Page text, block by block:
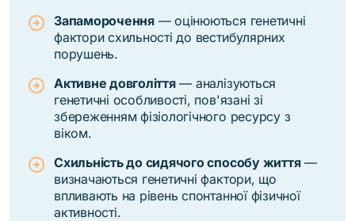
Запаморочення— оцінюються генетичні
фактори схильності до вестибулярних
порушень.
Активне довголіття— аналізуються
генетичні особливості, пов'язані зі
збереженням фізіологічного ресурсу з
віком.
Схильність до сидячого способу життя—
визначаються генетичні фактори, що
впливають на рівень спонтанної фізичної
активності.